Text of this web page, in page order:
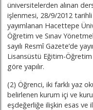
üniversitelerden alınan
işlenmesi, 28/9/2012 tarihli
yayımlanan Hacettepe
Öğretim ve Sınav
sayılı Resmî Gazete’de
Lisansüstü Eğitim-
göre yapılır.
(2) Öğrenci, iki farklı yaz
belirlenen kurum içi ve
eşdeğerliğe ilişkin esas ve